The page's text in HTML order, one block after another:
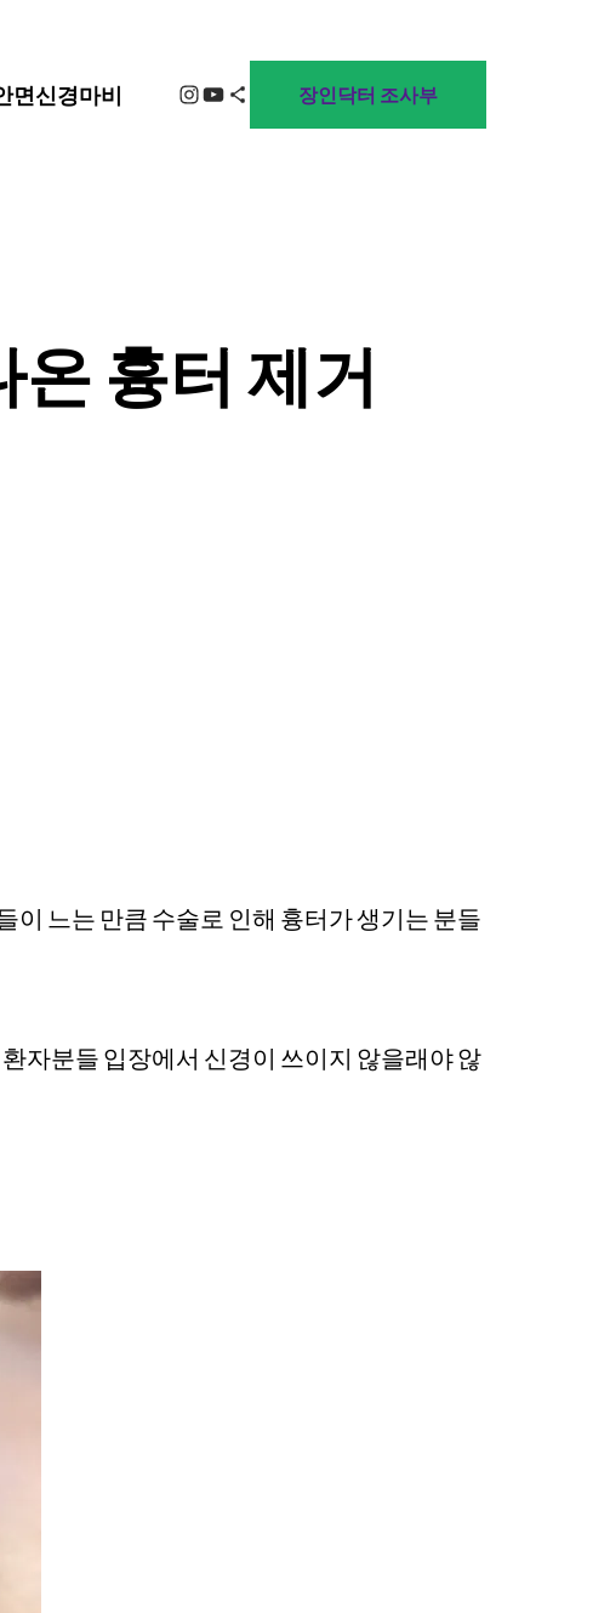
면신경마비 Instagram
YouTube
Share Icon 장인닥터 조사부
흉터 제거
느는 만큼 수술로 인해 흉터가 생기는 분들
자분들 입장에서 신경이 쓰이지 않을래야 않